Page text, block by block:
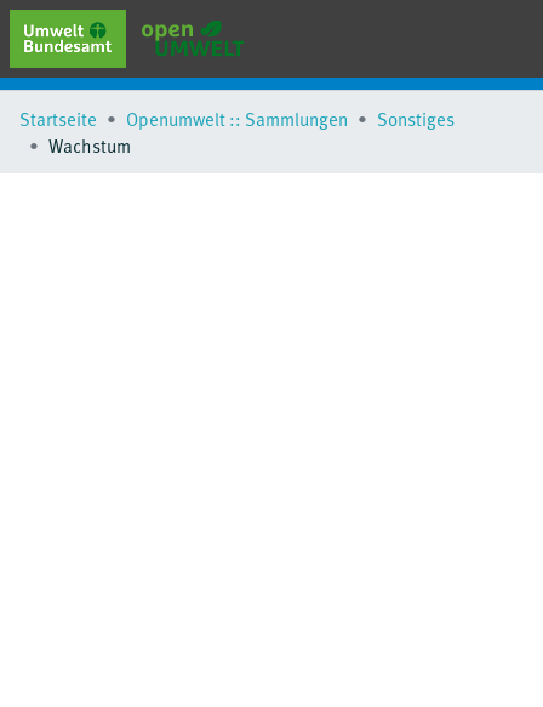
erweiterte Suche
Browse
Startseite Openumwelt :: Sammlungen
Sonstiges
Wachstum